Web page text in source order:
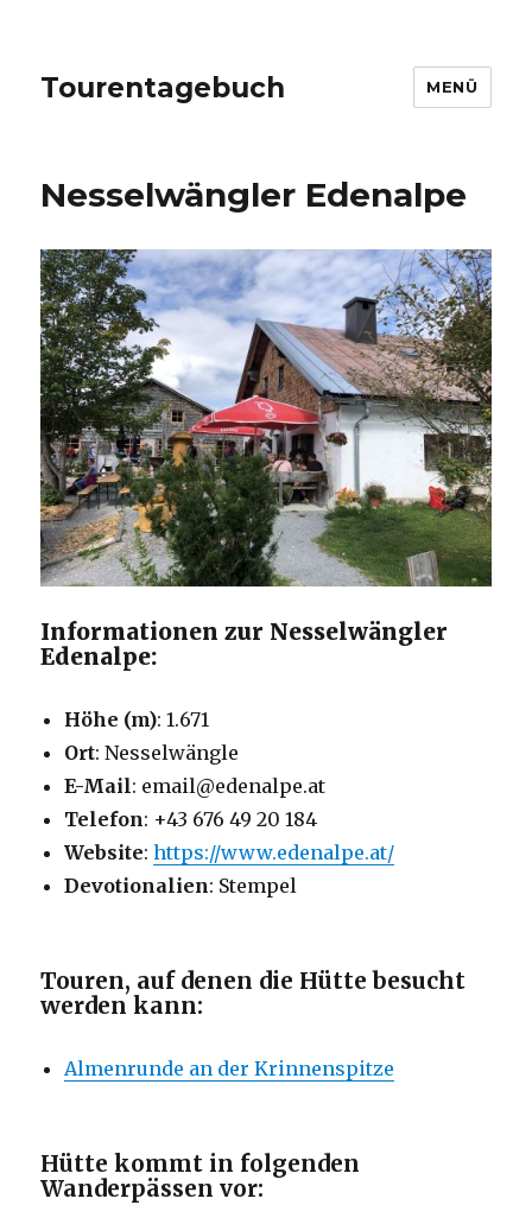
Tourentagebuch MENÜ
Nesselwängler Edenalpe
Informationen zur Nesselwängler
Edenalpe:
Höhe (m): 1.671
Ort: Nesselwängle
E-Mail: email@edenalpe.at
Telefon: +43 676 49 20 184
Website:https://www.edenalpe.at/
Devotionalien: Stempel
Touren, auf denen die Hütte besucht
werden kann:
Almenrunde an der Krinnenspitze
Hütte kommt in folgenden
Wanderpässen vor: